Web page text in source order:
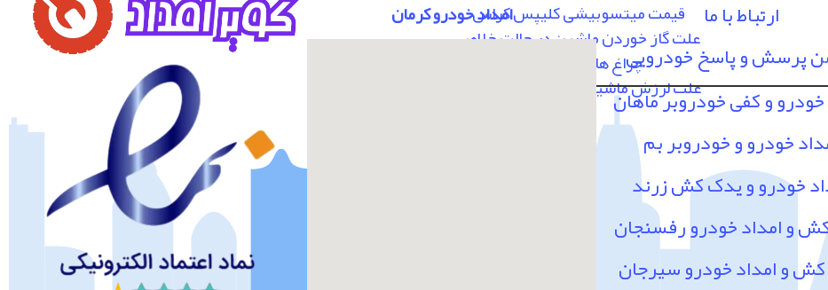
قیمت میتسوبیشی کلیپس کراس
علت گاز خوردن ماشین در حالت خلاص
چراغ های پشت آمپر
علت لرزش ماشین در سرعت 80 به بالا
ارتباط با ما
پرسش و پاسخ خودرویی
خودرو و کفی خودروبر ماهان
خودرو و خودروبر بم
خودرو و یدک کش زرند
و امداد خودرو رفسنجان
و امداد خودرو سیرجان
امداد خودرو کرمان